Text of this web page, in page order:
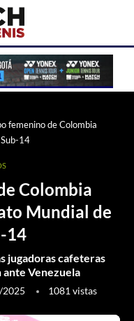
femenino de Colombia
14
Colombia
Mundial de
14
jugadoras cafeteras
ante Venezuela
1081 vistas